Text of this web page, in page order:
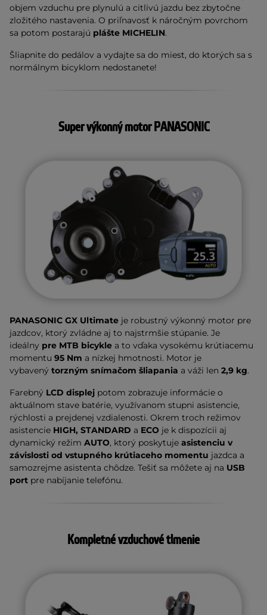
objem vzduchu pre plynulú a citlivú jazdu bez zbytočne
zložitého nastavenia. O priľnavosť k náročným povrchom
sa potom postarajú plášte MICHELIN.
Šliapnite do pedálov a vydajte sa do miest, do ktorých sa s
normálnym bicyklom nedostanete!
Super výkonný motor PANASONIC
PANASONIC GX Ultimate je robustný výkonný motor pre
jazdcov, ktorý zvládne aj to najstrmšie stúpanie. Je
ideálny pre MTB bicykle a to vďaka vysokému krútiacemu
momentu 95 Nm a nízkej hmotnosti. Motor je
vybavený torzným snímačom šliapania a váži len 2,9 kg.
Farebný LCD displej potom zobrazuje informácie o
aktuálnom stave batérie, využívanom stupni asistencie,
rýchlosti a prejdenej vzdialenosti. Okrem troch režimov
asistencie HIGH, STANDARD a ECO je k dispozícii aj
dynamický režim AUTO, ktorý poskytuje asistenciu v
závislosti od vstupného krútiaceho momentu jazdca a
samozrejme asistenta chôdze. Tešiť sa môžete aj na USB
port pre nabíjanie telefónu.
Kompletné vzduchové tlmenie